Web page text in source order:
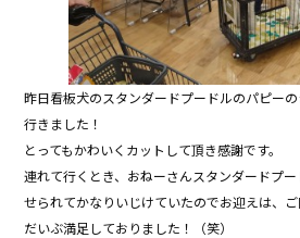
昨日看板犬のスタンダードプードルのパピー
行きました！
とってもかわいくカットして頂き感謝です。
連れて行くとき、おねーさんスタンダードプ
せられてかなりいじけていたのでお迎えは、ご
だいぶ満足しておりました！（笑）